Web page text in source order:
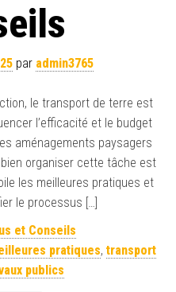
par admin3765
le transport de terre est
l’efficacité et le budget
aménagements paysagers
organiser cette tâche est
les meilleures pratiques et
le processus […]
et Conseils
pratiques, transport
publics